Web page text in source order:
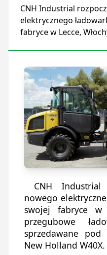
CNH Industrial
elektrycznego
fabryce w Lecce,
CNH Industrial
nowego
swojej fabryce w
przegubowe
sprzedawane
New Holland W40X.